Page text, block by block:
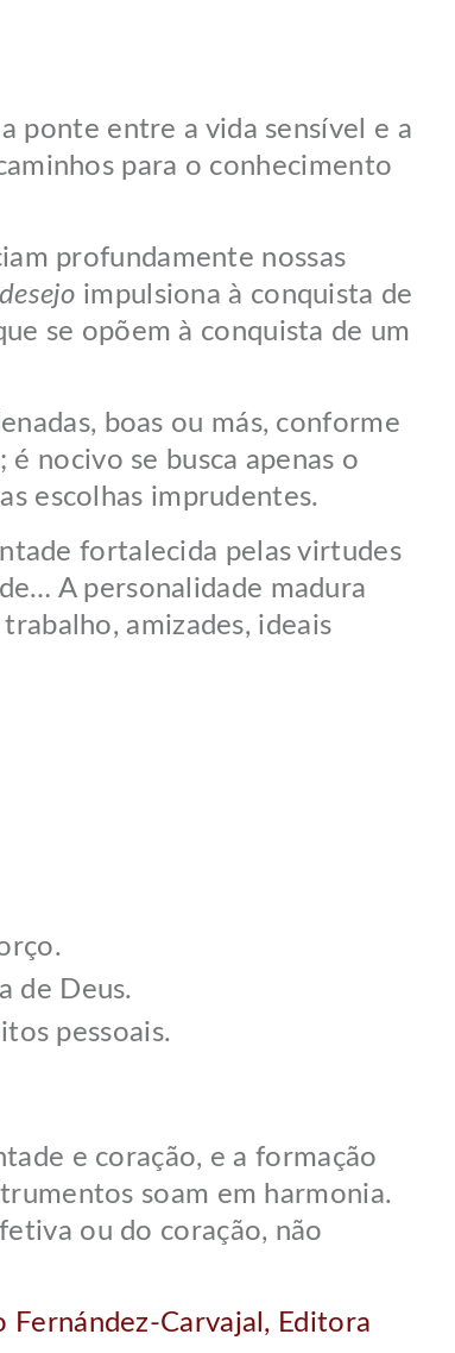
entre a vida sensível e a
para o conhecimento
profundamente nossas
desejo impulsiona à conquista de
se opõem à conquista de um
boas ou más, conforme
nocivo se busca apenas o
escolhas imprudentes.
fortalecida pelas virtudes
A personalidade madura
amizades, ideais
de Deus.
pessoais.
e coração, e a formação
soam em harmonia.
ou do coração, não
Fernández-Carvajal, Editora